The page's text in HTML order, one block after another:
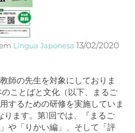
Língua Japonesa 13/02/2020
師の先生を対象にしておりま
ことばと文化（以下、まるご
するための研修を実施していま
ります。第1回では、『まるご
や「りかい編」、そして「評